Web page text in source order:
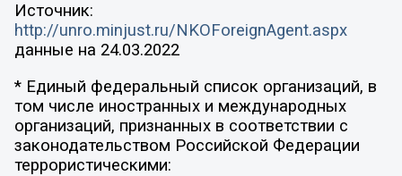
Источник:
http://unro.minjust.ru/NKOForeignAgent.aspx
данные на 24.03.2022
* Единый федеральный список организаций, в
том числе иностранных и международных
организаций, признанных в соответствии с
законодательством Российской Федерации
террористическими: